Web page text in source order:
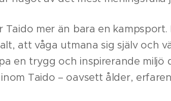
Taido mer än bara en
att våga utmana sig själv och
en trygg och inspirerande miljö
Taido – oavsett ålder,